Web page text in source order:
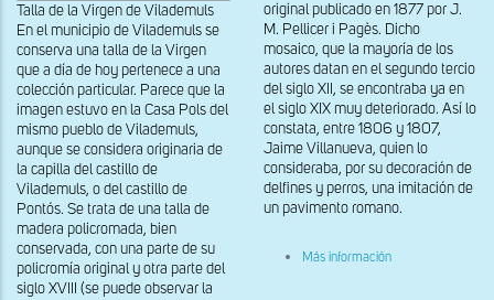
Talla de la Virgen de Vilademuls
En el municipio de Vilademuls se
conserva una talla de la Virgen
que a día de hoy pertenece a una
colección particular. Parece que la
imagen estuvo en la Casa Pols del
mismo pueblo de Vilademuls,
aunque se considera originaria de
la capilla del castillo de
Vilademuls, o del castillo de
Pontós. Se trata de una talla de
madera policromada, bien
conservada, con una parte de su
policromía original y otra parte del
siglo XVIII (se puede observar la
original publicado en 1877 por J.
M. Pellicer i Pagès. Dicho
mosaico, que la mayoría de los
autores datan en el segundo tercio
del siglo XII, se encontraba ya en
el siglo XIX muy deteriorado. Así lo
constata, entre 1806 y 1807,
Jaime Villanueva, quien lo
consideraba, por su decoración de
delfines y perros, una imitación de
un pavimento romano.
Más información